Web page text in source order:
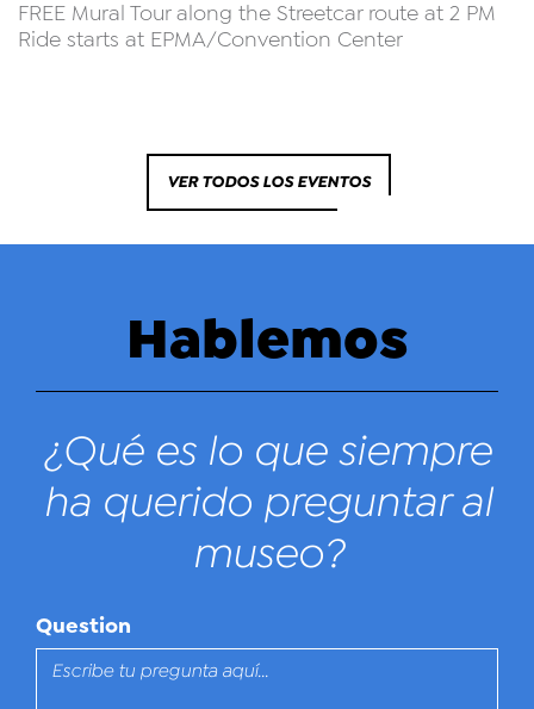
FREE Mural Tour along the Streetcar route at 2 PM
Ride starts at EPMA/Convention Center
VER TODOS LOS EVENTOS
Hablemos
¿Qué es lo que siempre
ha querido preguntar al
museo?
Question